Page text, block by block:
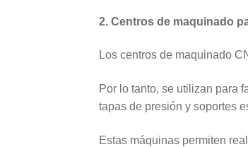
2. Centros de maquinado
Los centros de maquinado
Por lo tanto, se utilizan para
tapas de presión y soportes
Estas máquinas permiten